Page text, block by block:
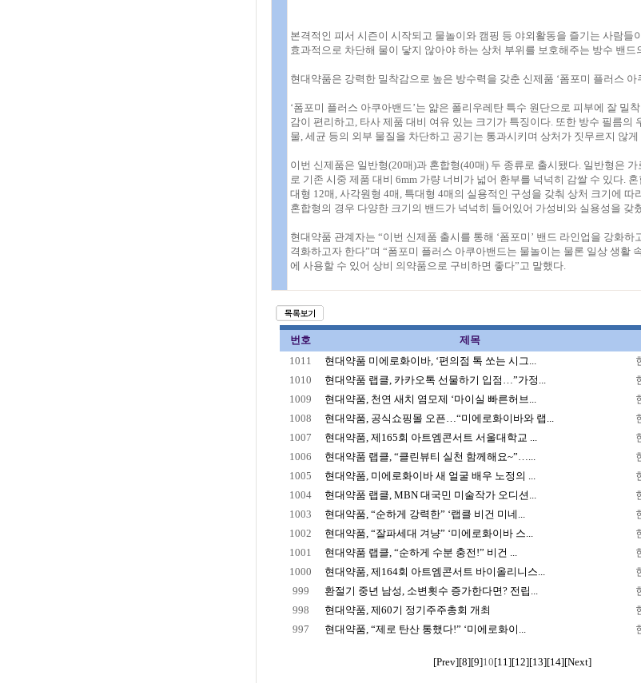
본격적인 피서 시즌이 시작되고 물놀이와 캠핑 등 야외활동을 즐기는 사람들
효과적으로 차단해 물이 닿지 않아야 하는 상처 부위를 보호해주는 방수 밴드
현대약품은 강력한 밀착감으로 높은 방수력을 갖춘 신제품 ‘폼포미 플러스 아
‘폼포미 플러스 아쿠아밴드’는 얇은 폴리우레탄 특수 원단으로 피부에 잘 밀
감이 편리하고, 타사 제품 대비 여유 있는 크기가 특징이다. 또한 방수 필름의
물, 세균 등의 외부 물질을 차단하고 공기는 통과시키며 상처가 짓무르지 않
이번 신제품은 일반형(20매)과 혼합형(40매) 두 종류로 출시됐다. 일반형은 가
로 기존 시중 제품 대비 6mm 가량 너비가 넓어 환부를 넉넉히 감쌀 수 있다.
대형 12매, 사각원형 4매, 특대형 4매의 실용적인 구성을 갖춰 상처 크기에 따
혼합형의 경우 다양한 크기의 밴드가 넉넉히 들어있어 가성비와 실용성을 갖
현대약품 관계자는 “이번 신제품 출시를 통해 ‘폼포미’ 밴드 라인업을 강화하
격화하고자 한다”며 “폼포미 플러스 아쿠아밴드는 물놀이는 물론 일상 생활
에 사용할 수 있어 상비 의약품으로 구비하면 좋다”고 말했다.
번호 제목
1011
현대약품 미에로화이바, ‘편의점 톡 쏘는 시그...
1010
현대약품 랩클, 카카오톡 선물하기 입점…”가정...
1009
현대약품, 천연 새치 염모제 ‘마이실 빠른허브...
1008
현대약품, 공식쇼핑몰 오픈…“미에로화이바와 랩...
1007
현대약품, 제165회 아트엠콘서트 서울대학교 ...
1006
현대약품 랩클, “클린뷰티 실천 함께해요~”…...
1005
현대약품, 미에로화이바 새 얼굴 배우 노정의 ...
1004
현대약품 랩클, MBN 대국민 미술작가 오디션...
1003
현대약품, “순하게 강력한” ‘랩클 비건 미네...
1002
현대약품, “잘파세대 겨냥” ‘미에로화이바 스...
1001
현대약품 랩클, “순하게 수분 충전!” 비건 ...
1000
현대약품, 제164회 아트엠콘서트 바이올리니스...
999
환절기 중년 남성, 소변횟수 증가한다면? 전립...
998
현대약품, 제60기 정기주주총회 개최
997
현대약품, “제로 탄산 통했다!” ‘미에로화이...
[Prev][8][9]10[11][12][13][14][Next]